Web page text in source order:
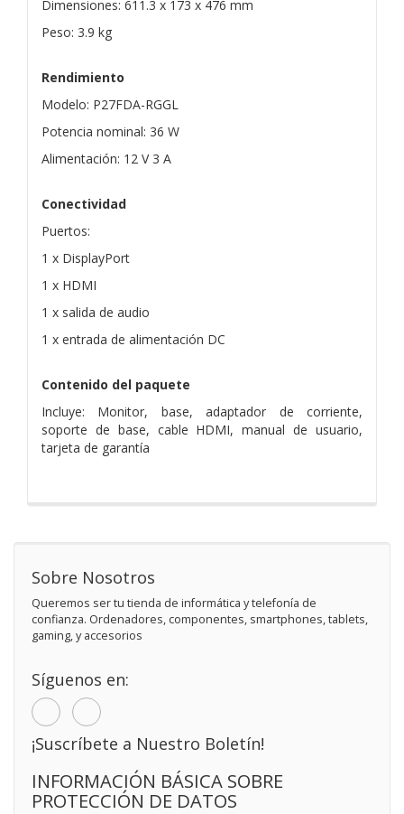
Dimensiones: 611.3 x 173 x 476 mm
Peso: 3.9 kg
Rendimiento
Modelo: P27FDA-RGGL
Potencia nominal: 36 W
Alimentación: 12 V 3 A
Conectividad
Puertos:
1 x DisplayPort
1 x HDMI
1 x salida de audio
1 x entrada de alimentación DC
Contenido del paquete
Incluye: Monitor, base, adaptador de corriente,
soporte de base, cable HDMI, manual de usuario,
tarjeta de garantía
Sobre Nosotros
Queremos ser tu tienda de informática y telefonía de
confianza. Ordenadores, componentes, smartphones, tablets,
gaming, y accesorios
Síguenos en:
¡Suscríbete a Nuestro Boletín!
INFORMACIÓN BÁSICA SOBRE
PROTECCIÓN DE DATOS